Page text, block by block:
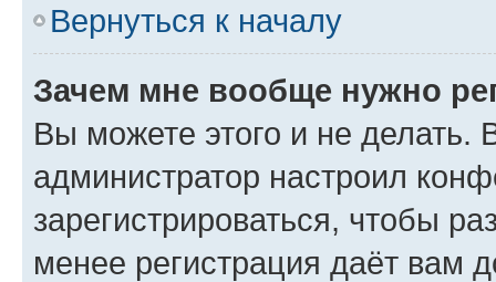
Вернуться к началу
Зачем мне вообще нужно
Вы можете этого и не делать.
администратор настроил
зарегистрироваться, чтобы
менее регистрация даёт вам